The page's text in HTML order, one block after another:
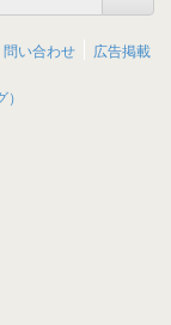
問い合わせ 広告掲載